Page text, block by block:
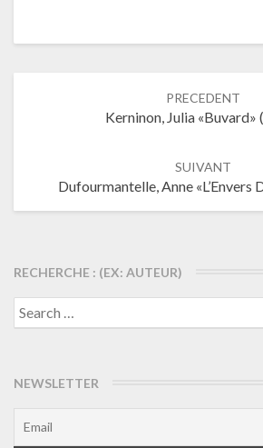
PRECEDENT
Kerninon, Julia «Buvard»
SUIVANT
Dufourmantelle, Anne «L’Envers
RECHERCHE : (EX: AUTEUR)
Search
for:
NEWSLETTER